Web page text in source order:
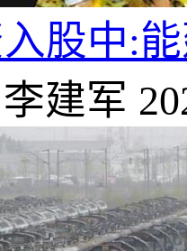
股中:
李建军